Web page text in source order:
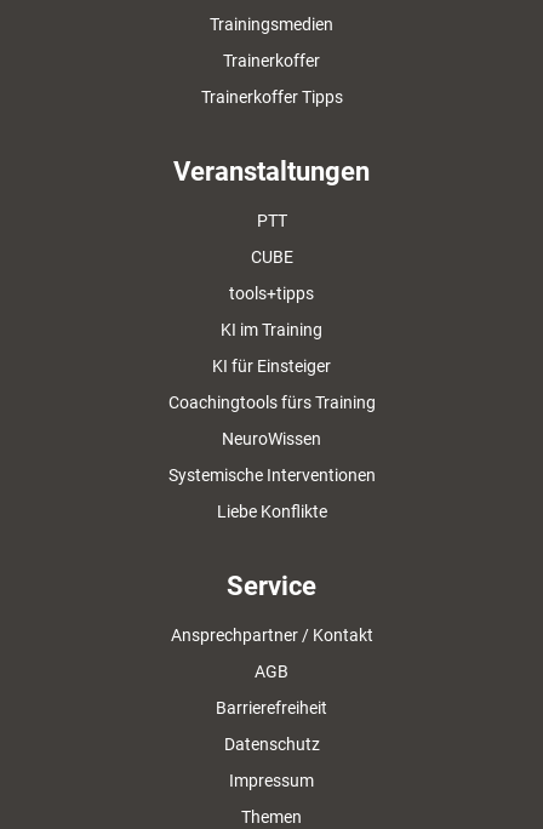
Trainingsmedien
Trainerkoffer
Trainerkoffer Tipps
Veranstaltungen
PTT
CUBE
tools+tipps
KI im Training
KI für Einsteiger
Coachingtools fürs Training
NeuroWissen
Systemische Interventionen
Liebe Konflikte
Service
Ansprechpartner / Kontakt
AGB
Barrierefreiheit
Datenschutz
Impressum
Themen